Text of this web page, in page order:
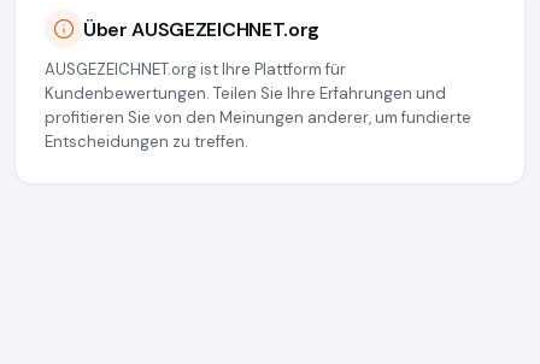
Über AUSGEZEICHNET.org
AUSGEZEICHNET.org ist Ihre Plattform für
Kundenbewertungen. Teilen Sie Ihre Erfahrungen und
profitieren Sie von den Meinungen anderer, um fundierte
Entscheidungen zu treffen.